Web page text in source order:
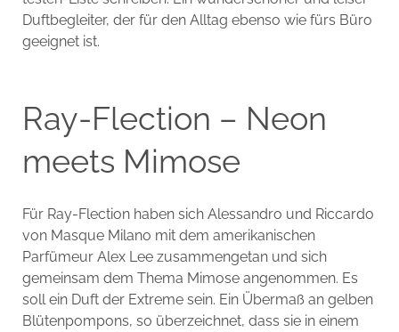
Duftbegleiter, der für den Alltag ebenso wie fürs Büro
geeignet ist.
Ray-Flection – Neon
meets Mimose
Für Ray-Flection haben sich Alessandro und Riccardo
von Masque Milano mit dem amerikanischen
Parfümeur Alex Lee zusammengetan und sich
gemeinsam dem Thema Mimose angenommen. Es
soll ein Duft der Extreme sein. Ein Übermaß an gelben
Blütenpompons, so überzeichnet, dass sie in einem